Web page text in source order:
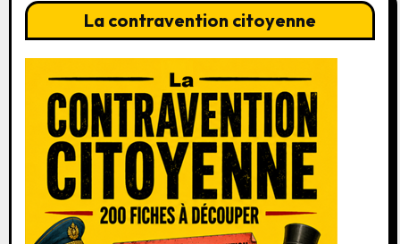
La contravention citoyenne